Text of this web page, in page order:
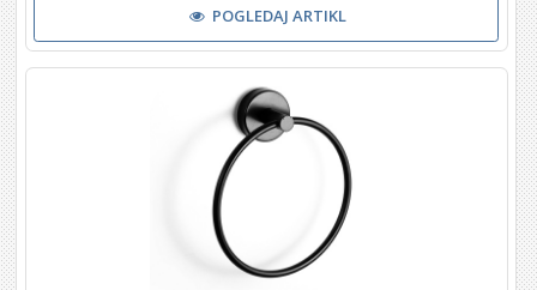
POGLEDAJ ARTIKL